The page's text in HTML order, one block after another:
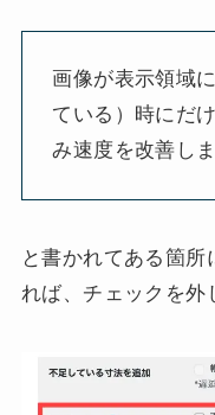
画像が表示領域
ている）時にだ
み速度を改善しま
と書かれてある箇
れば、チェックを外